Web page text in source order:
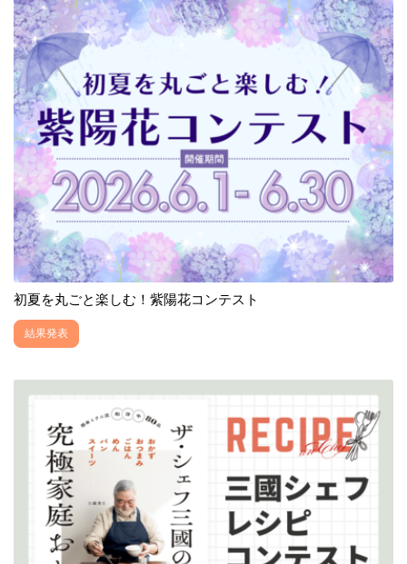
初夏を丸ごと楽しむ！紫陽花コンテスト
結果発表